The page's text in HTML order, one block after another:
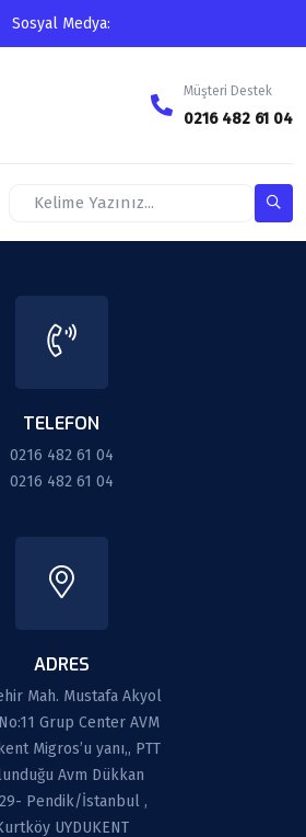
Sosyal Medya:
Müşteri Destek
0216 482 61 04
TELEFON
0216 482 61 04
0216 482 61 04
ADRES
Mah. Mustafa Akyol
Grup Center AVM
Migros’u yanı,, PTT
Avm Dükkan
Pendik/İstanbul ,
UYDUKENT